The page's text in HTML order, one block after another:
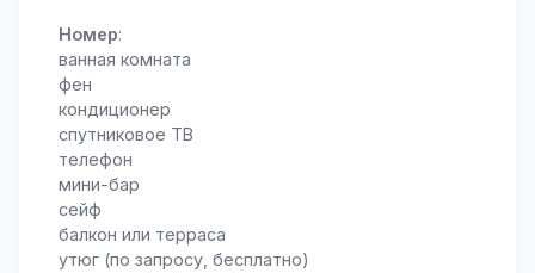
Номер:
ванная комната
фен
кондиционер
спутниковое ТВ
телефон
мини-бар
сейф
балкон или терраса
утюг (по запросу, бесплатно)